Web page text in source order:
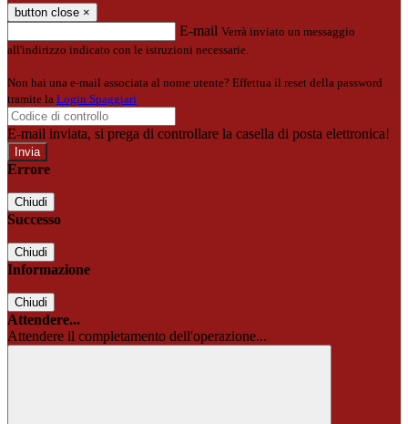
button close ×
E-mail Verrà inviato un messaggio
all'indirizzo indicato con le istruzioni necessarie.
Non hai una e-mail associata al nome utente? Effettua il reset della password
tramite la Login Spaggiari
E-mail inviata, si prega di controllare la casella di posta elettronica!
Errore
Chiudi
Successo
Chiudi
Informazione
Chiudi
Attendere...
Attendere il completamento dell'operazione...